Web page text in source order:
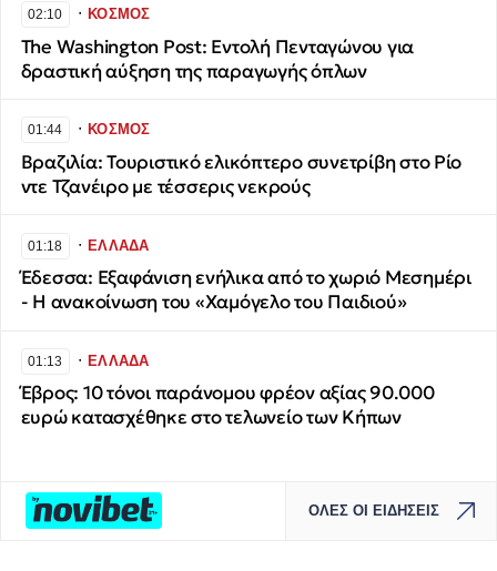
02:10 ∙ΚΟΣΜΟΣ
The Washington Post: Εντολή Πενταγώνου για
δραστική αύξηση της παραγωγής όπλων
01:44 ∙ΚΟΣΜΟΣ
Βραζιλία: Τουριστικό ελικόπτερο συνετρίβη στο Ρίο
ντε Τζανέιρο με τέσσερις νεκρούς
01:18 ∙ΕΛΛΑΔΑ
Έδεσσα: Εξαφάνιση ενήλικα από το χωριό Μεσημέρι
- Η ανακοίνωση του «Χαμόγελο του Παιδιού»
01:13 ∙ΕΛΛΑΔΑ
Έβρος: 10 τόνοι παράνομου φρέον αξίας 90.000
ευρώ κατασχέθηκε στο τελωνείο των Κήπων
ΟΛΕΣ ΟΙ ΕΙΔΗΣΕΙΣ